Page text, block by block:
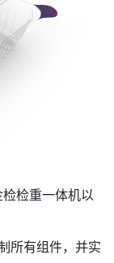
检重一体机以
所有组件，并实